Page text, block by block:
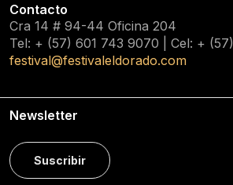
Contacto
Cra 14 # 94-44 Oficina 204
Tel: + (57) 601 743 9070 | Cel: + (57)
festival@festivaleldorado.com
Newsletter
Suscribir